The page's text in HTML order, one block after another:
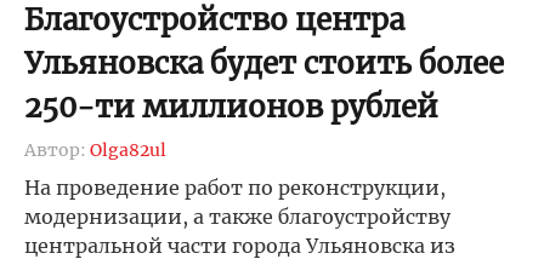
Благоустройство центра
Ульяновска будет стоить более
250-ти миллионов рублей
Автор: Olga82ul
На проведение работ по реконструкции,
модернизации, а также благоустройству
центральной части города Ульяновска из